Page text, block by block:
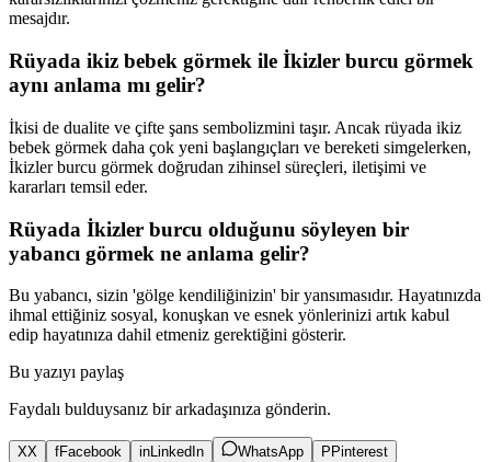
mesajdır.
Rüyada ikiz bebek görmek ile İkizler burcu görmek
aynı anlama mı gelir?
İkisi de dualite ve çifte şans sembolizmini taşır. Ancak rüyada ikiz
bebek görmek daha çok yeni başlangıçları ve bereketi simgelerken,
İkizler burcu görmek doğrudan zihinsel süreçleri, iletişimi ve
kararları temsil eder.
Rüyada İkizler burcu olduğunu söyleyen bir
yabancı görmek ne anlama gelir?
Bu yabancı, sizin 'gölge kendiliğinizin' bir yansımasıdır. Hayatınızda
ihmal ettiğiniz sosyal, konuşkan ve esnek yönlerinizi artık kabul
edip hayatınıza dahil etmeniz gerektiğini gösterir.
Bu yazıyı paylaş
Faydalı bulduysanız bir arkadaşınıza gönderin.
XX fFacebook inLinkedIn WhatsApp P Pinterest